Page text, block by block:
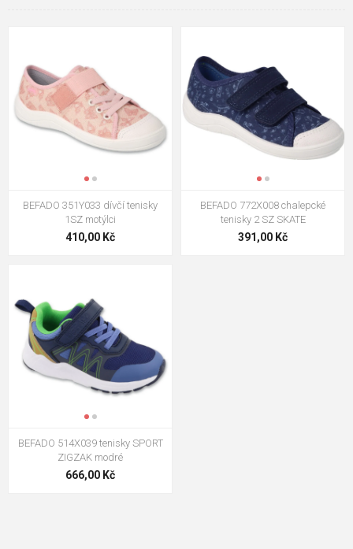
BEFADO 351Y033 dívčí tenisky
1SZ motýlci
410,00 Kč
BEFADO 772X008 chalepcké
tenisky 2 SZ SKATE
391,00 Kč
BEFADO 514X039 tenisky SPORT
ZIGZAK modré
666,00 Kč